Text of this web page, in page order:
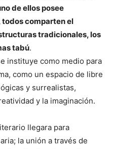
de ellos posee
comparten el
tradicionales, los
tabú.
instituye como medio para
como un espacio de libre
y surrealistas,
y la imaginación.
llegara para
la unión a través de